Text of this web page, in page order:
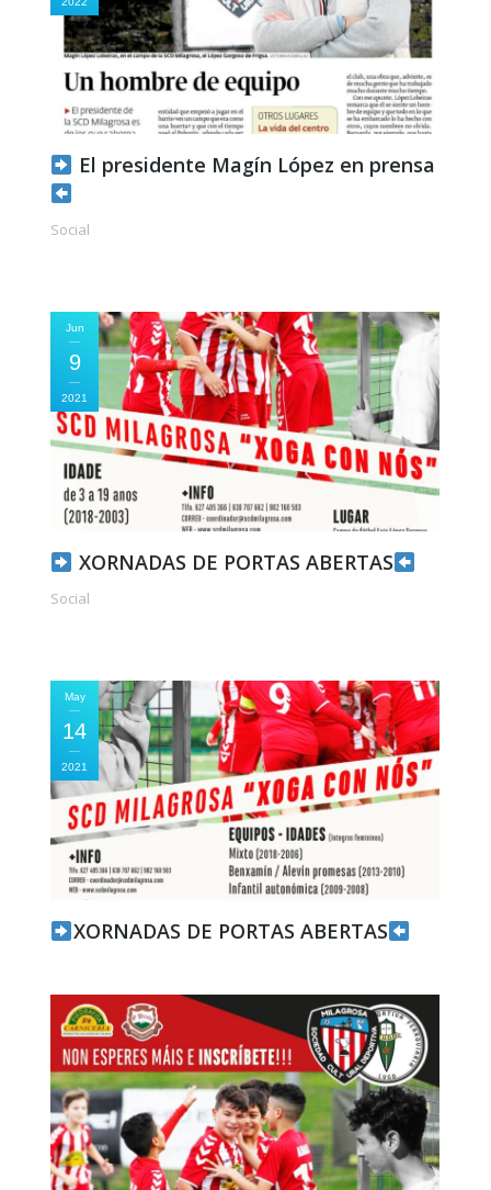
El presidente Magín López en prensa
Social
Jun
9
2021
XORNADAS DE PORTAS ABERTAS
Social
May
14
2021
XORNADAS DE PORTAS ABERTAS